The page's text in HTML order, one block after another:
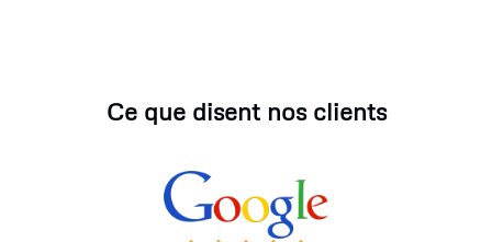
Ce que disent nos clients